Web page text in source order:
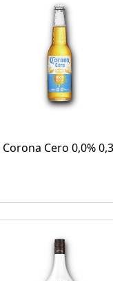
Corona Cero 0,0%